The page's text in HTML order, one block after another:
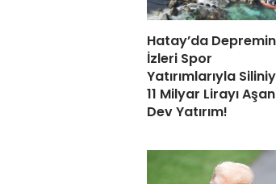
Hatay’da Depremin
İzleri Spor
Yatırımlarıyla
11 Milyar Lirayı Aşan
Dev Yatırım!